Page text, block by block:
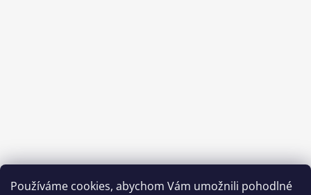
Používáme cookies, abychom Vám umožnili pohodlné